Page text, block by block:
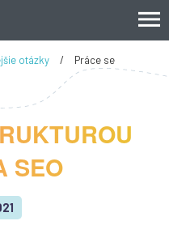
SEO
otázky /
Práce se